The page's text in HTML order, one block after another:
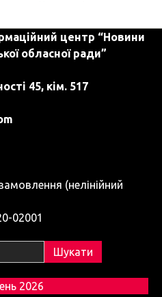
центр “Новини
обласної ради”
45, кім. 517
(нелінійний
02001
2026